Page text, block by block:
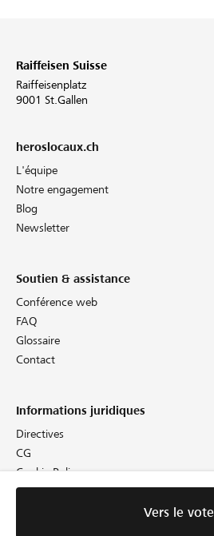
Vers le vote
Raiffeisen Suisse
Raiffeisenplatz
9001 St.Gallen
heroslocaux.ch
L'équipe
Notre engagement
Blog
Newsletter
Soutien & assistance
Conférence web
FAQ
Glossaire
Contact
Informations juridiques
Directives
CG
Cookie Policy
Protection des données